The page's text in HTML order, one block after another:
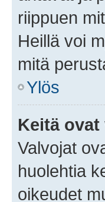
riippuen
Heillä voi
mitä
Ylös
Keitä
Valvojat
huolehtia
oikeudet